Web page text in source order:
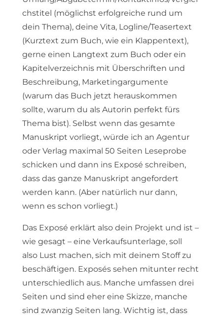
chstitel (möglichst erfolgreiche rund um
dein Thema), deine Vita, Logline/Teasertext
(Kurztext zum Buch, wie ein Klappentext),
gerne einen Langtext zum Buch oder ein
Kapitelverzeichnis mit Überschriften und
Beschreibung, Marketingargumente
(warum das Buch jetzt herauskommen
sollte, warum du als Autorin perfekt fürs
Thema bist). Selbst wenn das gesamte
Manuskript vorliegt, würde ich an Agentur
oder Verlag maximal 50 Seiten Leseprobe
schicken und dann ins Exposé schreiben,
dass das ganze Manuskript angefordert
werden kann. (Aber natürlich nur dann,
wenn es schon vorliegt.)
Das Exposé erklärt also dein Projekt und ist –
wie gesagt – eine Verkaufsunterlage, soll
also Lust machen, sich mit deinem Stoff zu
beschäftigen. Exposés sehen mitunter recht
unterschiedlich aus. Manche umfassen drei
Seiten und sind eher eine Skizze, manche
sind zwanzig Seiten lang. Wichtig ist, dass